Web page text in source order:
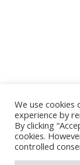
We use
experience by
By clicking
cookies.
controlled